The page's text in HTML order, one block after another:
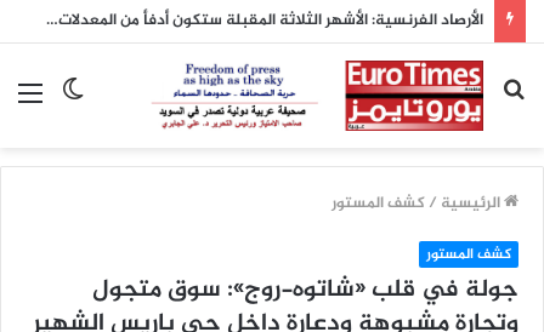
الأرصاد الفرنسية: الأشهر الثلاثة المقبلة ستكون أدفأ من المعدلات الطبيعية
الوضع
بحث
عن
الرئيسية /كشف المستور
كشف المستور
جولة في قلب «شاتوه-روج»: سوق متجول